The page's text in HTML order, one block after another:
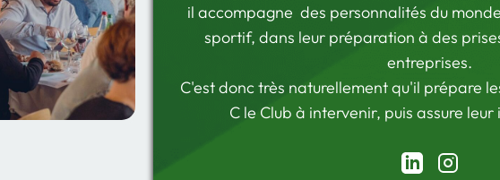
il accompagne des personnalités du
sportif, dans leur préparation à des
entreprises.
C'est donc très naturellement qu'il prépare
C le Club à intervenir, puis assure